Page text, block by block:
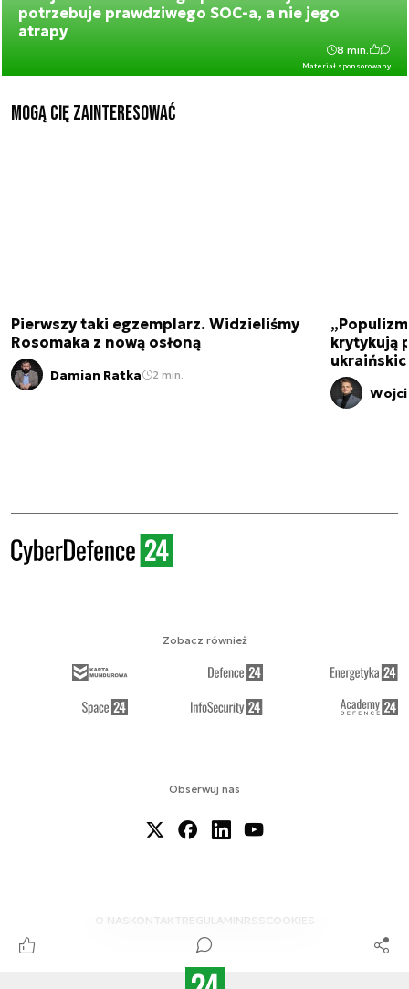
potrzebuje prawdziwego SOC-a, a nie jego
atrapy
Materiał sponsorowany
8 min.
Mogą Cię zainteresować
Pierwszy taki egzemplarz. Widzieliśmy
Rosomaka z nową osłoną
Damian Ratka 2 min.
krytykują
Obserwuj nas
O NAS KONTAKTREGULAMINRSS COOKIES
Zobacz również